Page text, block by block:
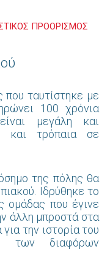
ΠΡΟΟΡΙΣΜΟΣ
ταυτίστηκε με
100 χρόνια
μεγάλη και
και τρόπαια σε
της πόλης θα
Ιδρύθηκε το
ομάδας που έγινε
άλλη μπροστά στα
την ιστορία του
των διαφόρων